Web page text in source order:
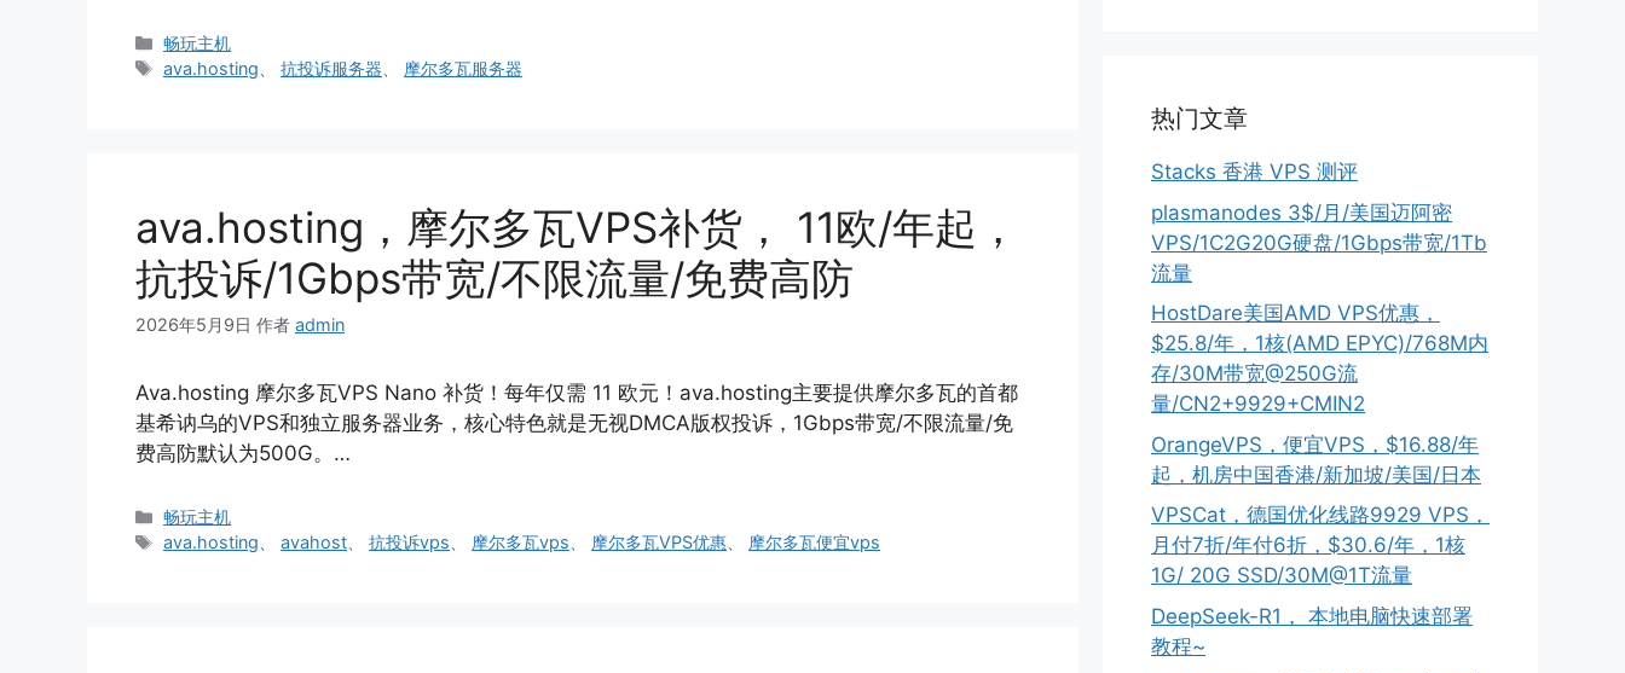
分
类
畅玩主机
标
ava.hosting 、抗投诉服务器 摩尔多瓦服务器
ava.hosting，摩尔多瓦VPS补货， 11欧/年起，
抗投诉/1Gbps带宽/不限流量/免费高防
2026年5月9日 作者 admin
Ava.hosting 摩尔多瓦VPS Nano 补货！每年仅需 11 欧元！ava.hosting主要提供摩尔多瓦的首都
基希讷乌的VPS和独立服务器业务，核心特色就是无视DMCA版权投诉，1Gbps带宽/不限流量/免
费高防默认为500G。…
分
类
畅玩主机
标
ava.hosting 、avahost 、抗投诉vps 摩尔多瓦vps 摩尔多瓦VPS优惠 摩尔多瓦便宜vps
热门文章
Stacks 香港 VPS 测评
plasmanodes 3$/月/美国迈阿密
VPS/1C2G20G硬盘/1Gbps带宽/1Tb
流量
HostDare美国AMD VPS优惠，
$25.8/年，1核(AMD EPYC)/768M内
存/30M带宽@250G流
量/CN2+9929+CMIN2
OrangeVPS，便宜VPS，$16.88/年
起，机房中国香港/新加坡/美国/日本
VPSCat，德国优化线路9929 VPS，
月付7折/年付6折，$30.6/年，1核
1G/ 20G SSD/30M@1T流量
DeepSeek-R1， 本地电脑快速部署
教程~